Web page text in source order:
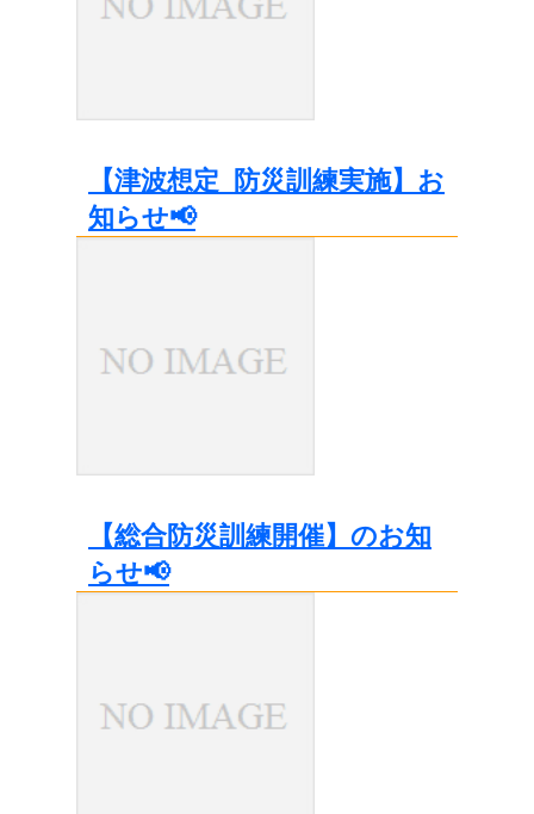
【津波想定_防災訓練実施】お
知らせ📢
【総合防災訓練開催】のお知
らせ📢